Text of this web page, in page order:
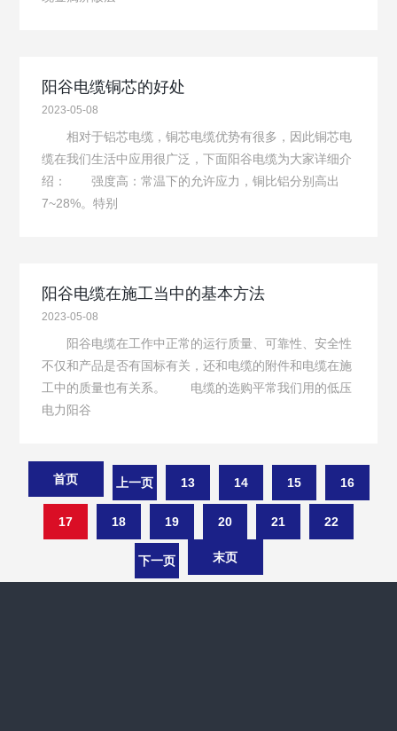
阳谷电缆铜芯的好处
2023-05-08
相对于铝芯电缆，铜芯电缆优势有很多，因此铜芯电
缆在我们生活中应用很广泛，下面阳谷电缆为大家详细介
绍： 强度高：常温下的允许应力，铜比铝分别高出
7~28%。特别
阳谷电缆在施工当中的基本方法
2023-05-08
阳谷电缆在工作中正常的运行质量、可靠性、安全性
不仅和产品是否有国标有关，还和电缆的附件和电缆在施
工中的质量也有关系。 电缆的选购平常我们用的低压
电力阳谷
首页 上一页 13 14 15 16
17 18 19 20 21 22
下一页 末页